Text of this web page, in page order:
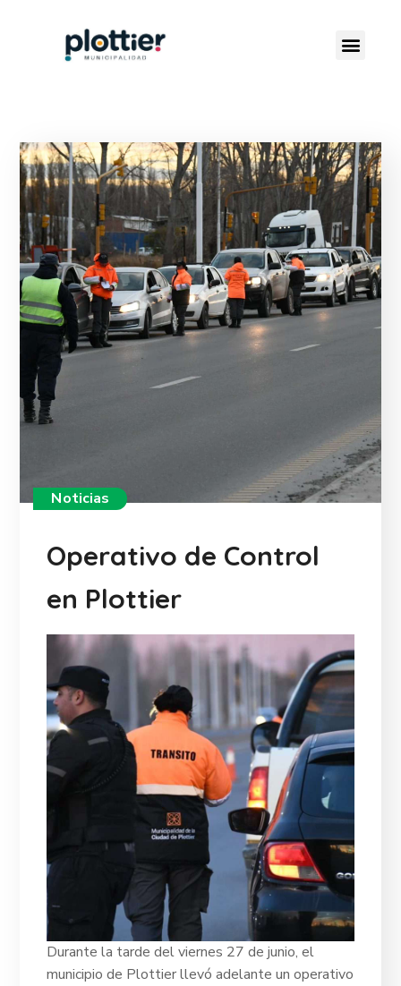
Noticias
Operativo de Control
en Plottier
Durante la tarde del viernes 27 de junio, el
municipio de Plottier llevó adelante un operativo